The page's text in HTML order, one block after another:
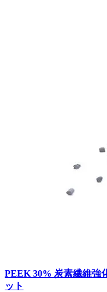
PEEK 30% 炭素繊維強
ット